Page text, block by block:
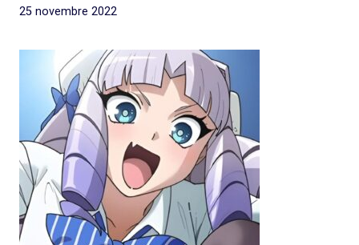
25 novembre 2022